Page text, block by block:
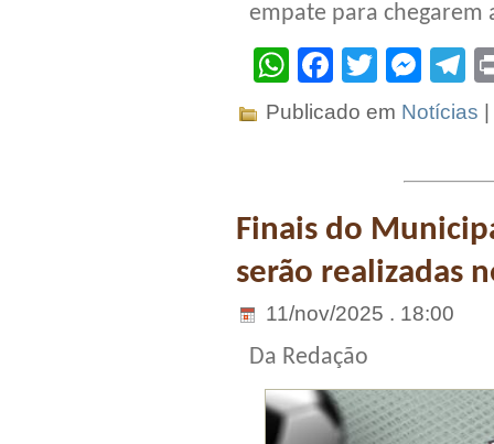
empate para chegarem
WhatsApp
Facebook
Twitter
Publicado em Notícias
Finais do
serão realizadas
11/nov/2025 . 18:00
Da Redação